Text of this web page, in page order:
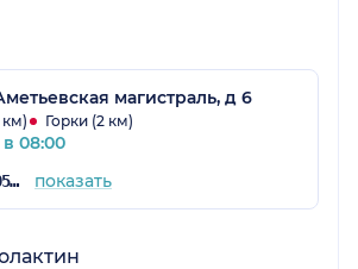
магистраль, д 6
км) Горки (2 км)
08:00
+7 (843) 213-05-67 показать